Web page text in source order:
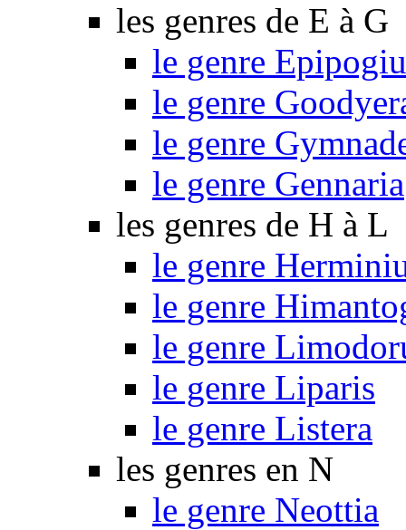
les genres de E à G
le genre
le genre
le genre
le genre Gennaria
les genres de H à L
le genre
le genre
le genre
le genre Liparis
le genre Listera
les genres en N
le genre Neottia